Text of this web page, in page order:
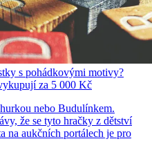
s pohádkovými motivy?
za 5 000 Kč
nebo Budulínkem.
že se tyto hračky z dětství
na aukčních portálech je pro